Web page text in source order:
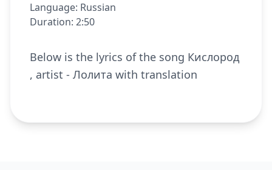
Language: Russian
Duration: 2:50
Below is the lyrics of the song Кислород
, artist - Лолита with translation